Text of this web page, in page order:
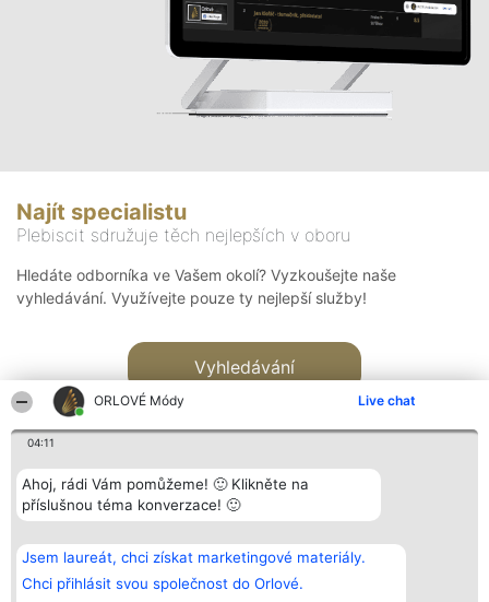
ORLOVÉ Módy Live chat
04:11
Ahoj, rádi Vám pomůžeme! 🙂 Klikněte na
příslušnou téma konverzace! 🙂
Jsem laureát, chci získat marketingové materiály.
Chci přihlásit svou společnost do Orlové.
Najít specialistu
Plebiscit sdružuje těch nejlepších v oboru
Hledáte odborníka ve Vašem okolí? Vyzkoušejte naše
vyhledávání. Využívejte pouze ty nejlepší služby!
Vyhledávání
Bright Side Solutions sp. z o.
o. sp. k.
ul. Ruska 22
Wrocław 50-079
Vítězové
Seznam všech
laureátů
Zásady
Kontakt